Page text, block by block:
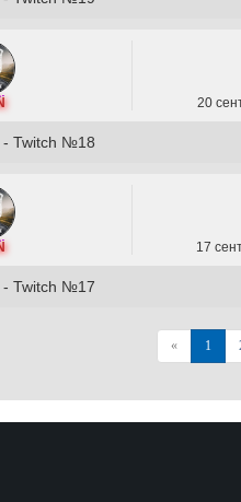
20
- Twitch №18
17
- Twitch №17
«Назад1